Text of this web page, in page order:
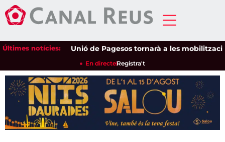
Últimes notícies:Unió de Pagesos tornarà a les
En directeRegistra't